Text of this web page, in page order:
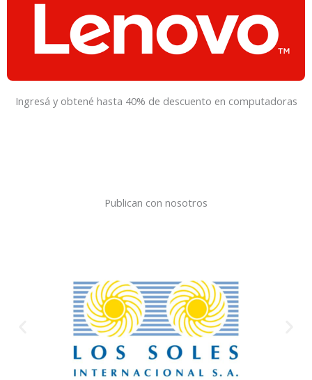
Ingresá y obtené hasta 40% de descuento en computadoras
Publican con nosotros